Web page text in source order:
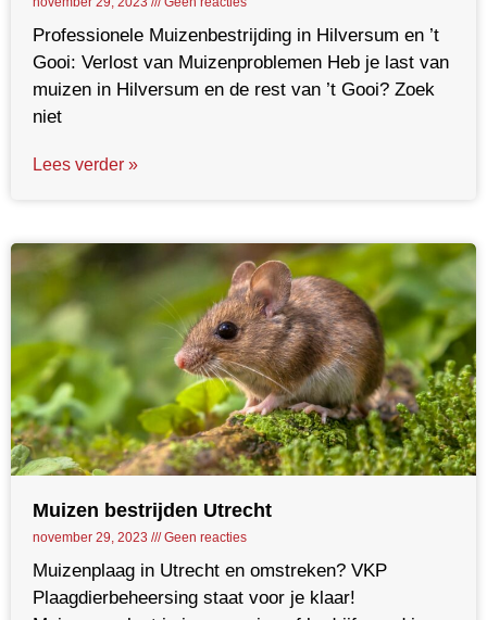
Professionele Muizenbestrijding in Hilversum en ’t
Gooi: Verlost van Muizenproblemen Heb je last van
muizen in Hilversum en de rest van ’t Gooi? Zoek
niet
Lees verder »
Muizen bestrijden Utrecht
november 29, 2023 Geen reacties
Muizenplaag in Utrecht en omstreken? VKP
Plaagdierbeheersing staat voor je klaar!